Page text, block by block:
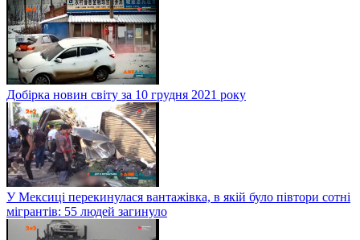
Добірка новин світу за 10 грудня 2021 року
У Мексиці перекинулася вантажівка, в якій було півтори сотні
мігрантів: 55 людей загинуло